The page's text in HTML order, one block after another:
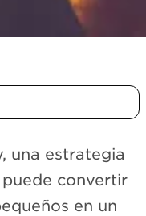
una estrategia
convertir
en un